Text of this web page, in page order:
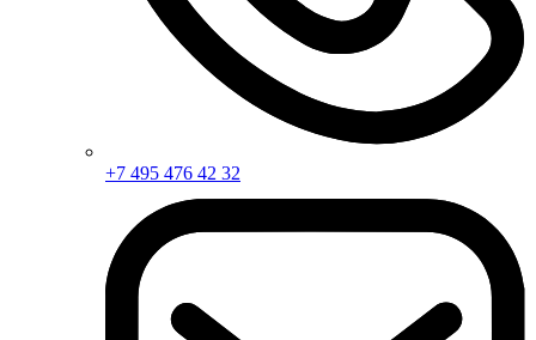
+7 495 476 42 32